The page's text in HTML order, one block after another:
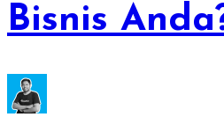
Bisnis